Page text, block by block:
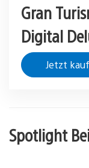
Gran
Digital
Jetzt
Spotlight